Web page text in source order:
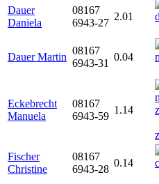
Dauer
Daniela
08167
6943-27
2.01
Dauer Martin
08167
6943-31
0.04
Eckebrecht
Manuela
08167
6943-59
1.14
Fischer
Christine
08167
6943-28
0.14